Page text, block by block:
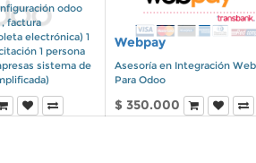
odoo
factura
electrónica) 1
1 persona
sistema de
Webpay
Asesoría en Integración
Para Odoo
$ 350.000